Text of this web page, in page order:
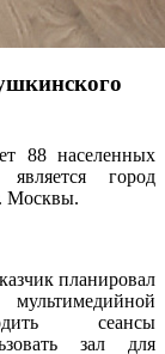
88 населенных
город
Москвы.
планировал
сеансы
зал для